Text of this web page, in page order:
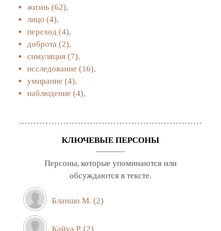
жизнь (62),
лицо (4),
переход (4),
доброта (2),
симуляция (7),
исследование (16),
умирание (4),
наблюдение (4),
КЛЮЧЕВЫЕ ПЕРСОНЫ
Персоны, которые упоминаются или
обсуждаются в тексте.
Бланшо М. (2)
Кайуа Р. (2)